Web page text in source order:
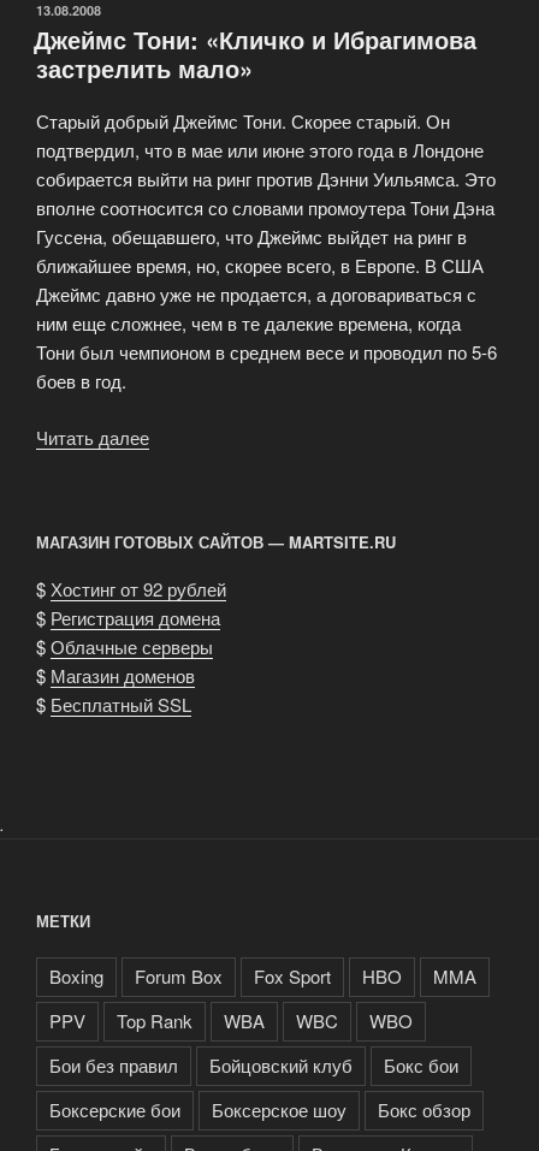
бизнес-
проекту
Кличко»
ОПУБЛИКОВАНО
13.08.2008
Джеймс Тони: «Кличко и Ибрагимова
застрелить мало»
Старый добрый Джеймс Тони. Скорее старый. Он
подтвердил, что в мае или июне этого года в Лондоне
собирается выйти на ринг против Дэнни Уильямса. Это
вполне соотносится со словами промоутера Тони Дэна
Гуссена, обещавшего, что Джеймс выйдет на ринг в
ближайшее время, но, скорее всего, в Европе. В США
Джеймс давно уже не продается, а договариваться с
ним еще сложнее, чем в те далекие времена, когда
Тони был чемпионом в среднем весе и проводил по 5-6
боев в год.
Читать далее
Ибрагимова
застрелить
мало»»
МАГАЗИН ГОТОВЫХ САЙТОВ — MARTSITE.RU
$ Хостинг от 92 рублей
$ Регистрация домена
$Облачные серверы
$ Магазин доменов
$ Бесплатный SSL
.
МЕТКИ
Boxing Forum Box Fox Sport HBO
MMA
PPV
Top Rank WBA WBC
WBO
Бои без правил
Бойцовский клуб
Бокс бои
Боксерские бои
Боксерское шоу
Бокс обзор